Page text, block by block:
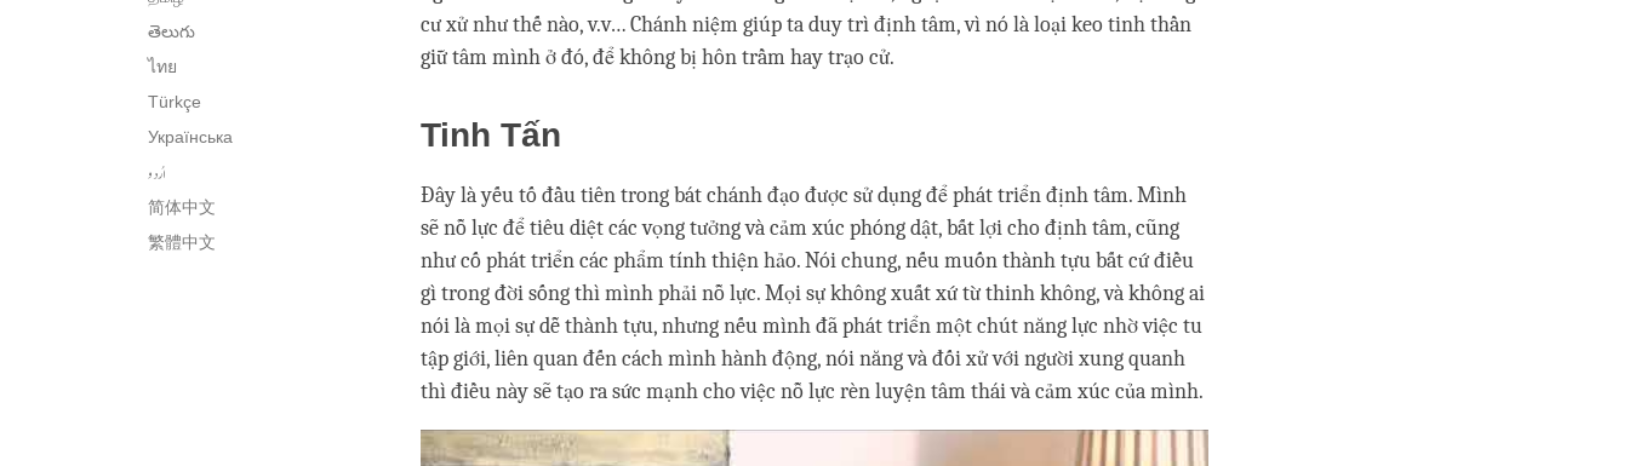
తెలుగు
ไทย
Türkçe
Українська
اُردو
简体中文
繁體中文
cư xử như thế nào, v.v… Chánh niệm giúp ta duy trì định tâm, vì nó là loại keo tinh thần
giữ tâm mình ở đó, để không bị hôn trầm hay trạo cử.
Tinh Tấn
Đây là yếu tố đầu tiên trong bát chánh đạo được sử dụng để phát triển định tâm. Mình
sẽ nỗ lực để tiêu diệt các vọng tưởng và cảm xúc phóng dật, bất lợi cho định tâm, cũng
như cố phát triển các phẩm tính thiện hảo. Nói chung, nếu muốn thành tựu bất cứ điều
gì trong đời sống thì mình phải nỗ lực. Mọi sự không xuất xứ từ thinh không, và không ai
nói là mọi sự dễ thành tựu, nhưng nếu mình đã phát triển một chút năng lực nhờ việc tu
tập giới, liên quan đến cách mình hành động, nói năng và đối xử với người xung quanh
thì điều này sẽ tạo ra sức mạnh cho việc nỗ lực rèn luyện tâm thái và cảm xúc của mình.